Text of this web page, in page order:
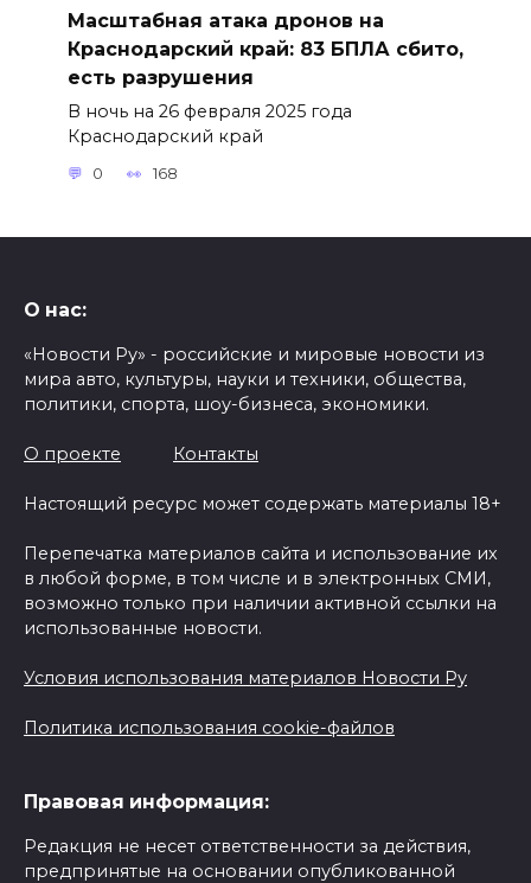
Масштабная атака дронов на
Краснодарский край: 83 БПЛА сбито,
есть разрушения
В ночь на 26 февраля 2025 года
Краснодарский край
0 168
О нас:
«Новости Ру» - российские и мировые новости из
мира авто, культуры, науки и техники, общества,
политики, спорта, шоу-бизнеса, экономики.
О проекте Контакты
Настоящий ресурс может содержать материалы 18+
Перепечатка материалов сайта и использование их
в любой форме, в том числе и в электронных СМИ,
возможно только при наличии активной ссылки на
использованные новости.
Условия использования материалов Новости Ру
Политика использования cookie-файлов
Правовая информация:
Редакция не несет ответственности за действия,
предпринятые на основании опубликованной